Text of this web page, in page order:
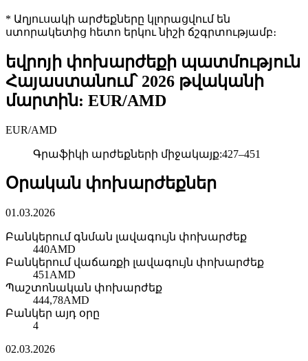
* Աղյուսակի արժեքները կլորացվում են
ստորակետից հետո երկու նիշի ճշգրտությամբ։
եվրոյի փոխարժեքի պատմություն
Հայաստանում՝ 2026 թվականի
մարտին: EUR/AMD
EUR/AMD
Գրաֆիկի արժեքների միջակայք:427–451
Օրական փոխարժեքներ
01.03.2026
Բանկերում գնման լավագույն փոխարժեք
440AMD
Բանկերում վաճառքի լավագույն փոխարժեք
451 AMD
Պաշտոնական փոխարժեք
444,78AMD
Բանկեր այդ օրը
4
02.03.2026